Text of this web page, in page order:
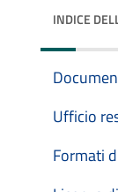
INDICE
Ufficio
Formati